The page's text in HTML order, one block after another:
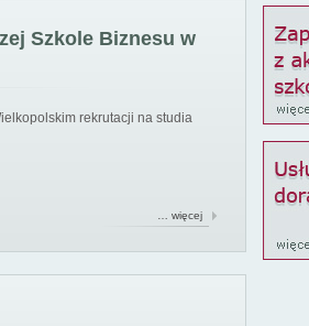
Szkole Biznesu w
rekrutacji na studia
… więcej